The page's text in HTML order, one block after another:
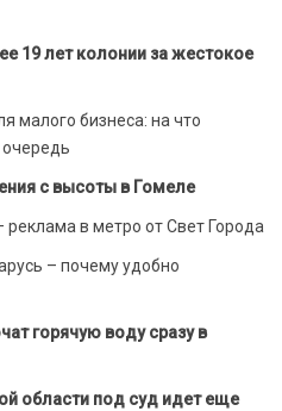
19 лет колонии за жестокое
малого бизнеса: на что
с высоты в Гомеле
реклама в метро от Свет Города
– почему удобно
горячую воду сразу в
области под суд идет еще